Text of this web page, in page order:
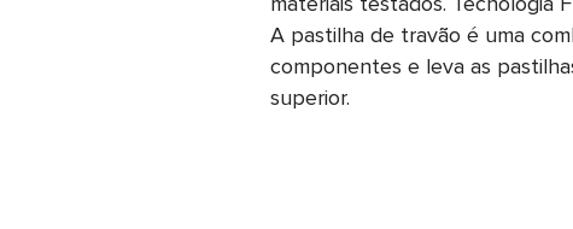
A pastilha de travão é uma
componentes e leva as
superior.